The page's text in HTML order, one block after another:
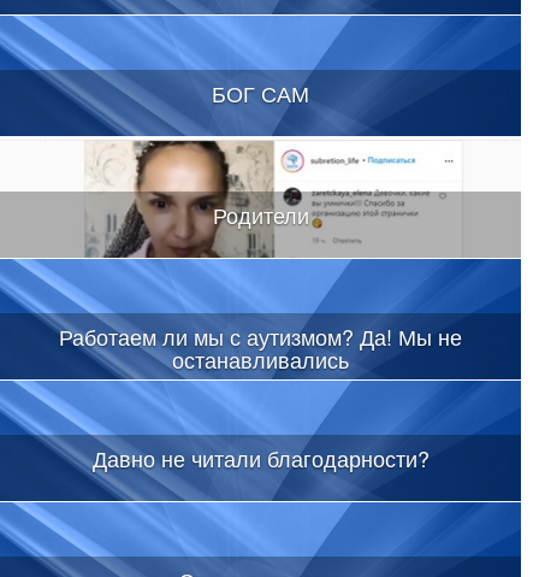
БОГ САМ
Родители
Работаем ли мы с аутизмом? Да! Мы не
останавливались
Давно не читали благодарности?